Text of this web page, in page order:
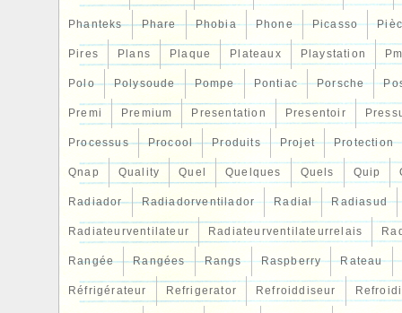
Phanteks Phare Phobia Phone Picasso
Pires Plans Plaque Plateaux Playstation
Polo Polysoude Pompe Pontiac Porsche
Premi Premium Presentation Presentoir
Processus Procool Produits Projet Protection
Qnap Quality Quel Quelques Quels Quip
Radiador Radiadorventilador Radial Radiasud
Radiateurventilateur Radiateurventilateurrelais
Rangée Rangées Rangs Raspberry Rateau
Réfrigérateur Refrigerator Refroiddiseur Refroidi